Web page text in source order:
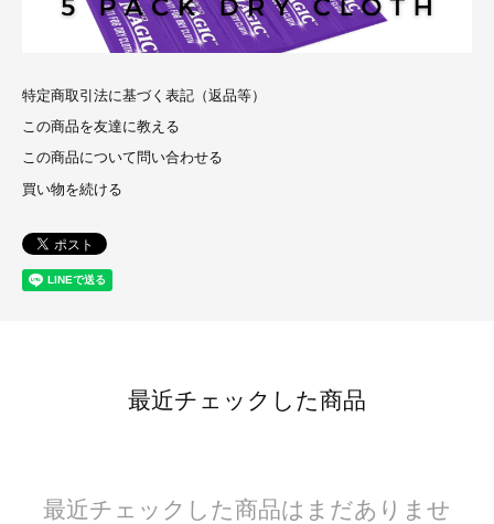
特定商取引法に基づく表記（返品等）
この商品を友達に教える
この商品について問い合わせる
買い物を続ける
最近チェックした商品
最近チェックした商品はまだありませ